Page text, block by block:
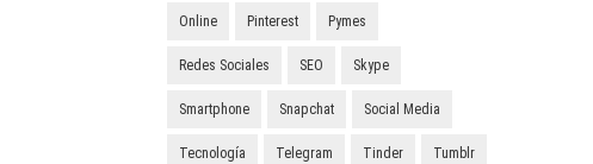
Online Pinterest Pymes
Redes Sociales SEO Skype
Smartphone Snapchat Social Media
Tecnología Telegram Tinder Tumblr